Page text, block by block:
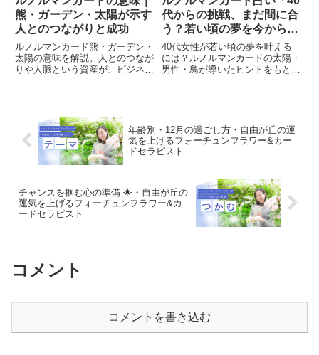
熊・ガーデン・太陽が示す
人とのつながりと成功
ルノルマンカード熊・ガーデン・
太陽の意味を解説。人とのつなが
りや人脈という資産が、ビジネス
代からの挑戦、まだ間に合
う？若い頃の夢を今から叶
えるヒント」自由が丘の運
気を上げるフォーチュンフ
ラワー&カードセラピスト
40代女性が若い頃の夢を叶える
には？ルノルマンカードの太陽・
男性・鳥が導いたヒントをもと
年齢別・12月の過ごし方・自由が丘の運
気を上げるフォーチュンフラワー&カー
ドセラピスト
チャンスを掴む心の準備 🌟・自由が丘の
運気を上げるフォーチュンフラワー&カ
ードセラピスト
コメント
コメントを書き込む